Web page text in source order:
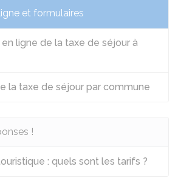
et formulaires
ligne de la taxe de séjour à
la taxe de séjour par commune
!
: quels sont les tarifs ?